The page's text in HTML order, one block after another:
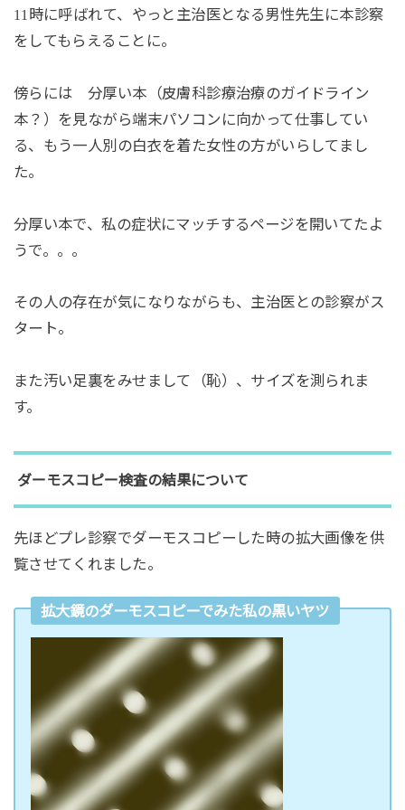
11 時に呼ばれて、やっと主治医となる男性先生に本診察
をしてもらえることに。
傍らには 分厚い本（皮膚科診療治療のガイドライン
本？）を見ながら端末パソコンに向かって仕事してい
る、もう一人別の白衣を着た女性の方がいらしてまし
た。
分厚い本で、私の症状にマッチするページを開いてたよ
うで。。。
その人の存在が気になりながらも、主治医との診察がス
タート。
また汚い足裏をみせまして（恥）、サイズを測られま
す。
ダーモスコピー検査の結果について
先ほどプレ診察でダーモスコピーした時の拡大画像を供
覧させてくれました。
拡大鏡のダーモスコピーでみた私の黒いヤツ